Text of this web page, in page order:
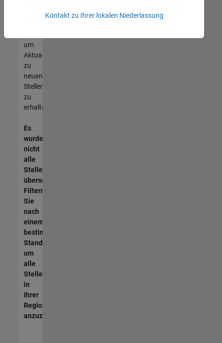
unseres
um
Aktualisierungen
zu
neuen
Stellenangeboten
zu
erhalten.
Es
wurden
nicht
alle
Stellen
übersetzt.
Filtern
Sie
nach
einem
bestimmten
Standort,
um
alle
Stellenangebote
in
Ihrer
Region
anzuzeigen.
Kontakt zu Ihrer lokalen Niederlassung